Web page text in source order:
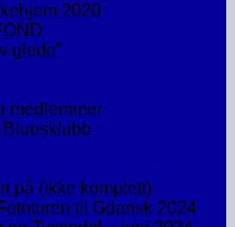
2020
glede”
medlemmer
Bluesklubb
på (ikke komplett)
til Gdansk 2024